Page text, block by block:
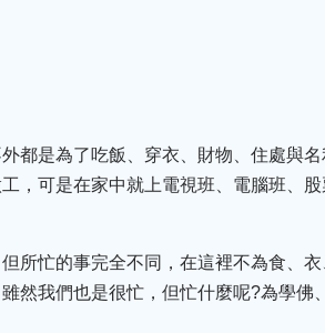
都是為了吃飯、穿衣、財物、住處與
，可是在家中就上電視班、電腦班、
所忙的事完全不同，在這裡不為食、
然我們也是很忙，但忙什麼呢?為學佛